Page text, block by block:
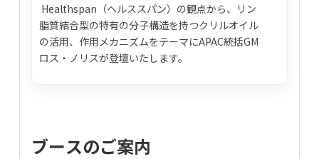
Healthspan（ヘルススパン）の観点から、リン
脂質結合型の特有の分子構造を持つクリルオイル
の活用、作用メカニズムをテーマにAPAC統括GM
ロス・ノリスが登壇いたします。
ブースのご案内